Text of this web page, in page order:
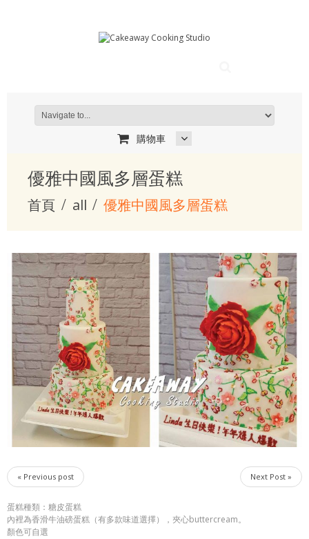
購物車
優雅中國風多層蛋糕
首頁 all 優雅中國風多層蛋糕
« Previous post Next Post »
蛋糕種類：糖皮蛋糕
內裡為香滑牛油磅蛋糕（有多款味道選擇），夾心buttercream。
顏色可自選